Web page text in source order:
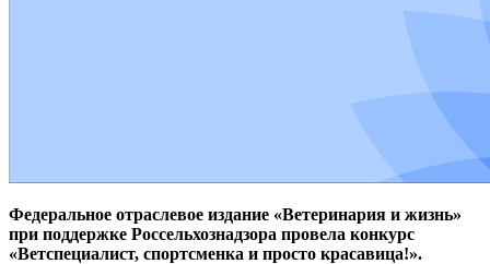
Федеральное отраслевое издание «Ветеринария и жизнь»
при поддержке Россельхознадзора провела конкурс
«Ветспециалист, спортсменка и просто красавица!».